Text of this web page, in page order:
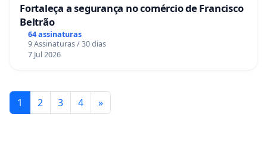
Fortaleça a segurança no comércio de Francisco
Beltrão
64 assinaturas
9 Assinaturas / 30 dias
7 Jul 2026
1 2 3 4 »